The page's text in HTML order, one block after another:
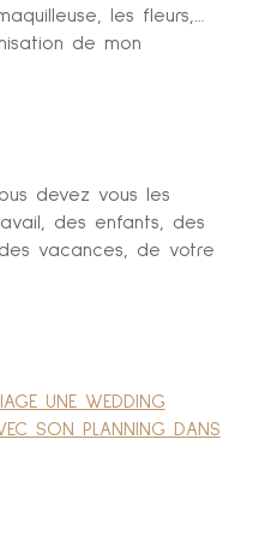
les fleurs,…
de mon
devez vous les
des enfants, des
vacances, de votre